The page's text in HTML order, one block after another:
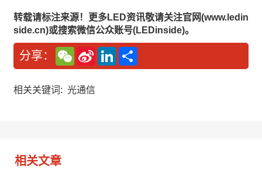
转载请标注来源！更多LED资讯敬请关注官网(www.ledin
side.cn)或搜索微信公众账号(LEDinside)。
分享：
W
e
C
a
t
S
n
L
n
相关关键词: 光通信
相关文章